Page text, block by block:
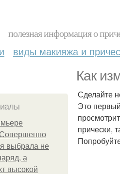
полезная информация о
виды макияжа и
Как
выбрала не
а
высокой
Сделайте
Это
прически,